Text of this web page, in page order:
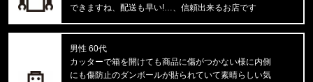
reversal/リバーサル
東京都のお客様ご注文ありがとうございます。
mnml/ミニマル
X214 STRETCH DENIM1487266
できますね、配送も早い!…、信頼出来るお店です
男性 60代
カッターで箱を開けても商品に傷がつかない様に内側
にも傷防止のダンボールが貼られていて素晴らしい気